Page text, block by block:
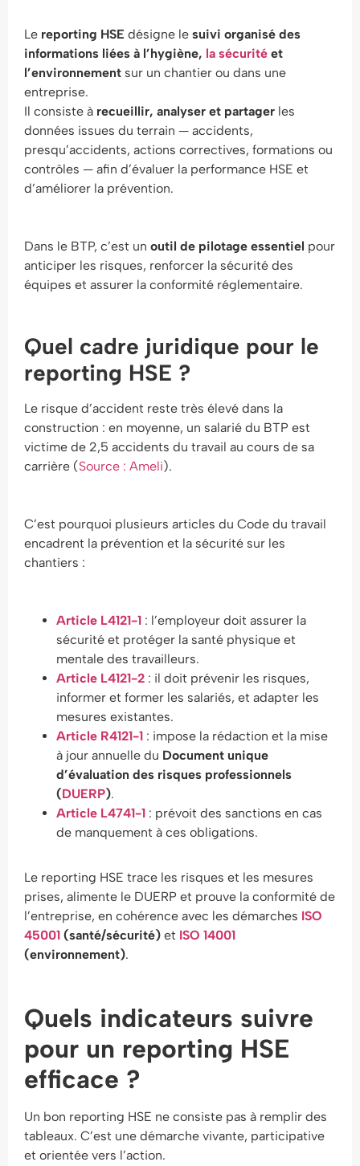
Le reporting HSE désigne le suivi organisé des
informations liées à l’hygiène, la sécurité et
l’environnement sur un chantier ou dans une
entreprise.
Il consiste à recueillir, analyser et partager les
données issues du terrain — accidents,
presqu’accidents, actions correctives, formations ou
contrôles — afin d’évaluer la performance HSE et
d’améliorer la prévention.
Dans le BTP, c’est un outil de pilotage essentiel pour
anticiper les risques, renforcer la sécurité des
équipes et assurer la conformité réglementaire.
Quel cadre juridique pour le
reporting HSE ?
Le risque d’accident reste très élevé dans la
construction : en moyenne, un salarié du BTP est
victime de 2,5 accidents du travail au cours de sa
carrière (Source : Ameli).
C’est pourquoi plusieurs articles du Code du travail
encadrent la prévention et la sécurité sur les
chantiers :
Article L4121-1 : l’employeur doit assurer la
sécurité et protéger la santé physique et
mentale des travailleurs.
Article L4121-2 : il doit prévenir les risques,
informer et former les salariés, et adapter les
mesures existantes.
Article R4121-1 : impose la rédaction et la mise
à jour annuelle du Document unique
d’évaluation des risques professionnels
(DUERP).
Article L4741-1 : prévoit des sanctions en cas
de manquement à ces obligations.
Le reporting HSE trace les risques et les mesures
prises, alimente le DUERP et prouve la conformité de
l’entreprise, en cohérence avec les démarches ISO
45001 (santé/sécurité) et ISO 14001
(environnement).
Quels indicateurs suivre
pour un reporting HSE
efficace ?
Un bon reporting HSE ne consiste pas à remplir des
tableaux. C’est une démarche vivante, participative
et orientée vers l’action.